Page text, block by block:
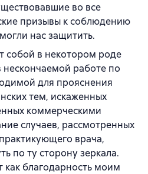
во все
призывы к соблюдению
нас защитить.
собой в некотором роде
работе по
для прояснения
тем, искаженных
коммерческими
случаев, рассмотренных
врача,
по ту сторону зеркала.
как благодарность моим